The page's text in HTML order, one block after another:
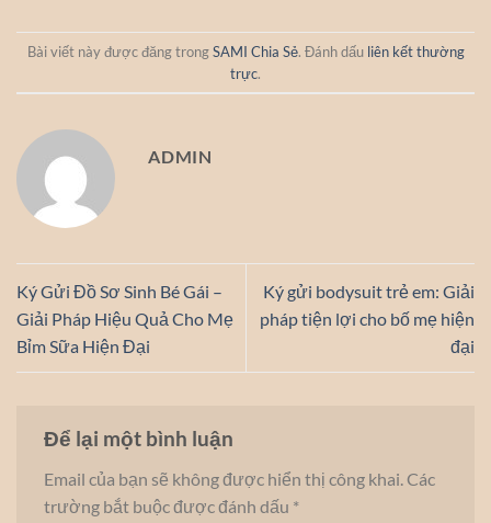
Bài viết này được đăng trongSAMI Chia Sẻ. Đánh dấu liên kết thường
trực.
ADMIN
Ký Gửi Đồ Sơ Sinh Bé Gái –
Giải Pháp Hiệu Quả Cho Mẹ
Bỉm Sữa Hiện Đại
Ký gửi bodysuit trẻ em: Giải
pháp tiện lợi cho bố mẹ hiện
đại
Để lại một bình luận
Email của bạn sẽ không được hiển thị công khai.Các
trường bắt buộc được đánh dấu *